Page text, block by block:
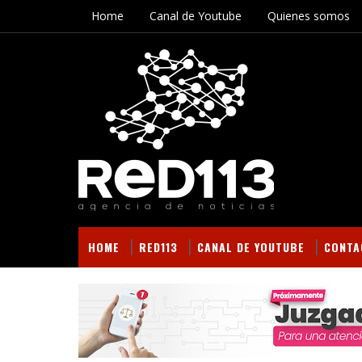
Home Canal de Youtube Quienes somos
HOME RED113 CANAL DE YOUTUBE